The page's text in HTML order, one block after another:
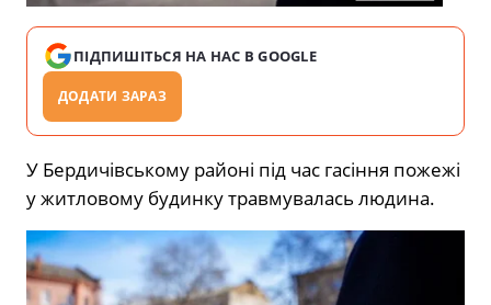
ПІДПИШІТЬСЯ НА НАС В GOOGLE
ДОДАТИ ЗАРАЗ
У Бердичівському районі під час гасіння пожежі
у житловому будинку травмувалась людина.